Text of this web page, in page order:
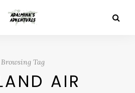
Browsing Tag
AIR